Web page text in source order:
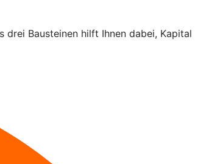
drei Bausteinen hilft Ihnen dabei, Kapital